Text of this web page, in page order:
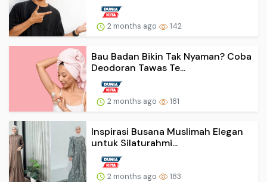
2 months ago 142
Bau Badan Bikin Tak Nyaman? Coba
Deodoran Tawas Te...
2 months ago 181
Inspirasi Busana Muslimah Elegan
untuk Silaturahmi...
2 months ago 183